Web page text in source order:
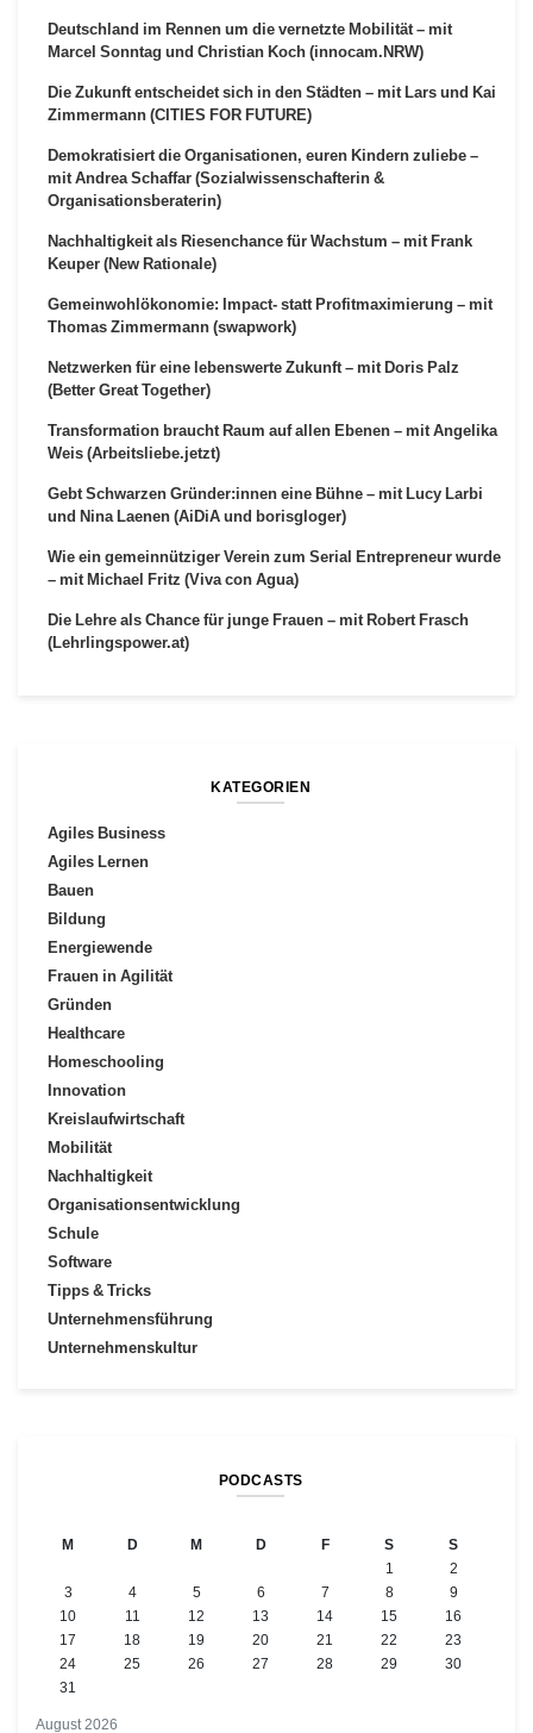
Deutschland im Rennen um die vernetzte Mobilität – mit
Marcel Sonntag und Christian Koch (innocam.NRW)
Die Zukunft entscheidet sich in den Städten – mit Lars und Kai
Zimmermann (CITIES FOR FUTURE)
Demokratisiert die Organisationen, euren Kindern zuliebe –
mit Andrea Schaffar (Sozialwissenschafterin &
Organisationsberaterin)
Nachhaltigkeit als Riesenchance für Wachstum – mit Frank
Keuper (New Rationale)
Gemeinwohlökonomie: Impact- statt Profitmaximierung – mit
Thomas Zimmermann (swapwork)
Netzwerken für eine lebenswerte Zukunft – mit Doris Palz
(Better Great Together)
Transformation braucht Raum auf allen Ebenen – mit Angelika
Weis (Arbeitsliebe.jetzt)
Gebt Schwarzen Gründer:innen eine Bühne – mit Lucy Larbi
und Nina Laenen (AiDiA und borisgloger)
Wie ein gemeinnütziger Verein zum Serial Entrepreneur wurde
– mit Michael Fritz (Viva con Agua)
Die Lehre als Chance für junge Frauen – mit Robert Frasch
(Lehrlingspower.at)
KATEGORIEN
Agiles Business
Agiles Lernen
Bauen
Bildung
Energiewende
Frauen in Agilität
Gründen
Healthcare
Homeschooling
Innovation
Kreislaufwirtschaft
Mobilität
Nachhaltigkeit
Organisationsentwicklung
Schule
Software
Tipps & Tricks
Unternehmensführung
Unternehmenskultur
PODCASTS
August 2026
M D M D F S
S
1
2
3
4 5 6 7 8
9
10
11 12 13 14 15
16
17
18 19 20 21 22
23
24
25 26 27 28 29
30
31